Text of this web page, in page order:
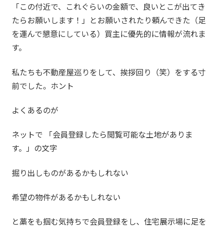
「この付近で、これぐらいの金額で、良いとこが出てき
たらお願いします！」とお願いされたり頼んできた（足
を運んで懇意にしている）買主に優先的に情報が流れま
す。
私たちも不動産屋巡りをして、挨拶回り（笑）をする寸
前でした。ホント
よくあるのが
ネットで 「会員登録したら閲覧可能な土地がありま
す。」の文字
掘り出しものがあるかもしれない
希望の物件があるかもしれない
と藁をも掴む気持ちで会員登録をし、住宅展示場に足を